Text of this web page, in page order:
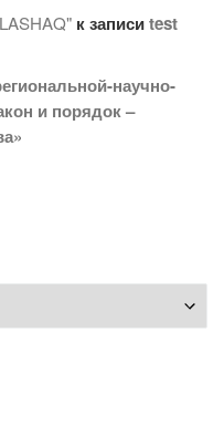
к записиtest
научно-
и порядок –